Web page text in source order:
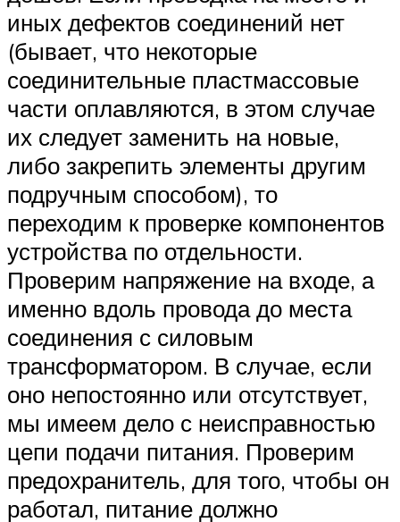
иных дефектов соединений нет
(бывает, что некоторые
соединительные пластмассовые
части оплавляются, в этом случае
их следует заменить на новые,
либо закрепить элементы другим
подручным способом), то
переходим к проверке компонентов
устройства по отдельности.
Проверим напряжение на входе, а
именно вдоль провода до места
соединения с силовым
трансформатором. В случае, если
оно непостоянно или отсутствует,
мы имеем дело с неисправностью
цепи подачи питания. Проверим
предохранитель, для того, чтобы он
работал, питание должно